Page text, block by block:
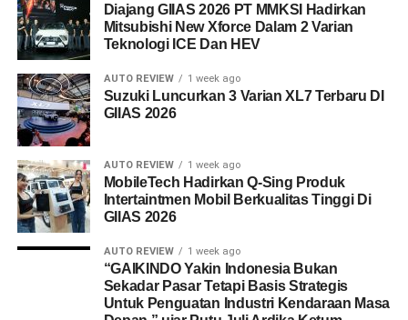
Diajang GIIAS 2026 PT MMKSI Hadirkan
Mitsubishi New Xforce Dalam 2 Varian
Teknologi ICE Dan HEV
AUTO REVIEW 1 week ago
Suzuki Luncurkan 3 Varian XL7 Terbaru DI
GIIAS 2026
AUTO REVIEW 1 week ago
MobileTech Hadirkan Q-Sing Produk
Intertaintmen Mobil Berkualitas Tinggi Di
GIIAS 2026
AUTO REVIEW 1 week ago
“GAIKINDO Yakin Indonesia Bukan
Sekadar Pasar Tetapi Basis Strategis
Untuk Penguatan Industri Kendaraan Masa